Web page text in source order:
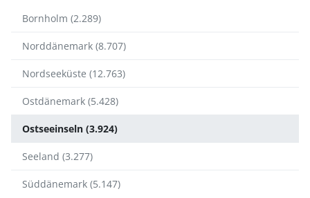
Bornholm (2.289)
Norddänemark (8.707)
Nordseeküste (12.763)
Ostdänemark (5.428)
Ostseeinseln (3.924)
Seeland (3.277)
Süddänemark (5.147)